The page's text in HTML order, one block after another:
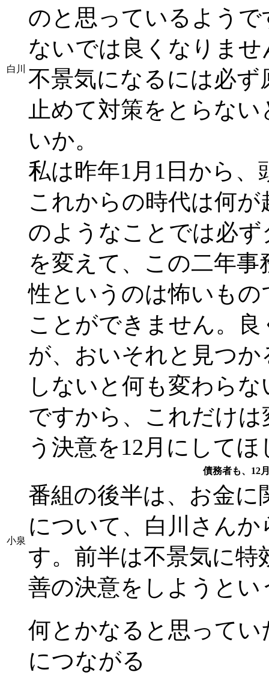
白川
のと思っているよう
ないでは良くなりませ
不景気になるには必
止めて対策をとらな
いか。
私は昨年1月1日から
これからの時代は何
のようなことでは必
を変えて、この二年
性というのは怖いも
ことができません。
が、おいそれと見つ
しないと何も変わらな
ですから、これだけ
う決意を12月にして
債務者も、12
小泉
番組の後半は、お金
について、白川さん
す。前半は不景気に特
善の決意をしようと
何とかなると思って
につながる